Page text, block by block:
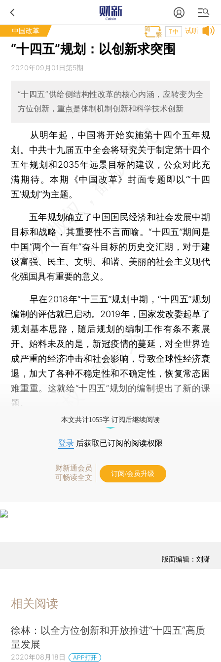
中国改革 试听
T中
“十四五”规划：以创新求突围
2020年09月01日第5期
“十四五”供给侧结构性改革的核心内涵，应转变为全
方位创新，重点是体制机制创新和科学技术创新
从明年起，中国将开始实施第十四个五年规
划。中共十九届五中全会将研究关于制定第十四个
五年规划和2035年远景目标的建议，公众对此充
满期待。本期《中国改革》封面专题即以“‘十四
五’规划”为主题。
五年规划确立了中国国民经济和社会发展中期
目标和战略，其重要性不言而喻。“十四五”期间是
中国“两个一百年”奋斗目标的历史交汇期，对于建
设富强、民主、文明、和谐、美丽的社会主义现代
化强国具有重要的意义。
早在2018年“十三五”规划中期，“十四五”规划
编制的评估就已启动。2019年，国家发改委起草了
规划基本思路，随后规划的编制工作有条不紊展
开。始料未及的是，新冠疫情的蔓延，对全世界造
成严重的经济冲击和社会影响，导致全球性经济衰
退，加大了各种不稳定性和不确定性，恢复常态困
难重重。这就给“十四五”规划的编制提出了新的课
题。
本文共计1055字 订阅后继续阅读
登录 后获取已订阅的阅读权限
财新通会员
可畅读全文
订阅/会员升级
版面编辑：刘潇
相关阅读
徐林：以全方位创新和开放推进“十四五”高质
量发展
2020年08月18日 APP打开